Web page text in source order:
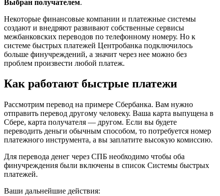
Выбран получателем.
Некоторые финансовые компании и платежные системы
создают и внедряют развивают собственные сервисы
межбанковских переводов по телефонному номеру. Но к
системе быстрых платежей Центробанка подключилось
больше финучреждений, а значит через нее можно без
проблем произвести любой платеж.
Как работают быстрые платежи
Рассмотрим перевод на примере Сбербанка. Вам нужно
отправить перевод другому человеку. Ваша карта выпущена в
Сбере, карта получателя — другом. Если вы будете
переводить деньги обычным способом, то потребуется номер
платежного инструмента, а вы заплатите высокую комиссию.
Для перевода денег через СПБ необходимо чтобы оба
финучреждения были включены в список Системы быстрых
платежей.
Ваши дальнейшие действия: